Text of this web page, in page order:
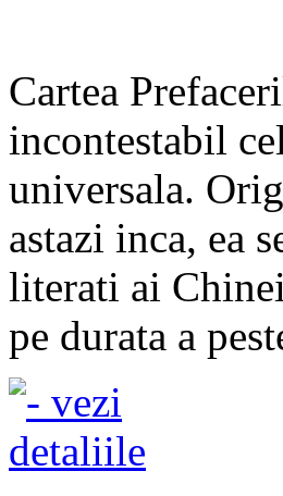
Cartea
incontestabil
universala.
astazi inca, ea
literati ai
pe durata a